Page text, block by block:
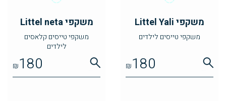
משקפי Littel Yali
משקפי טייסים לילדים
₪180
משקפי Littel neta
משקפי טייסים קלאסים
לילדים
₪180